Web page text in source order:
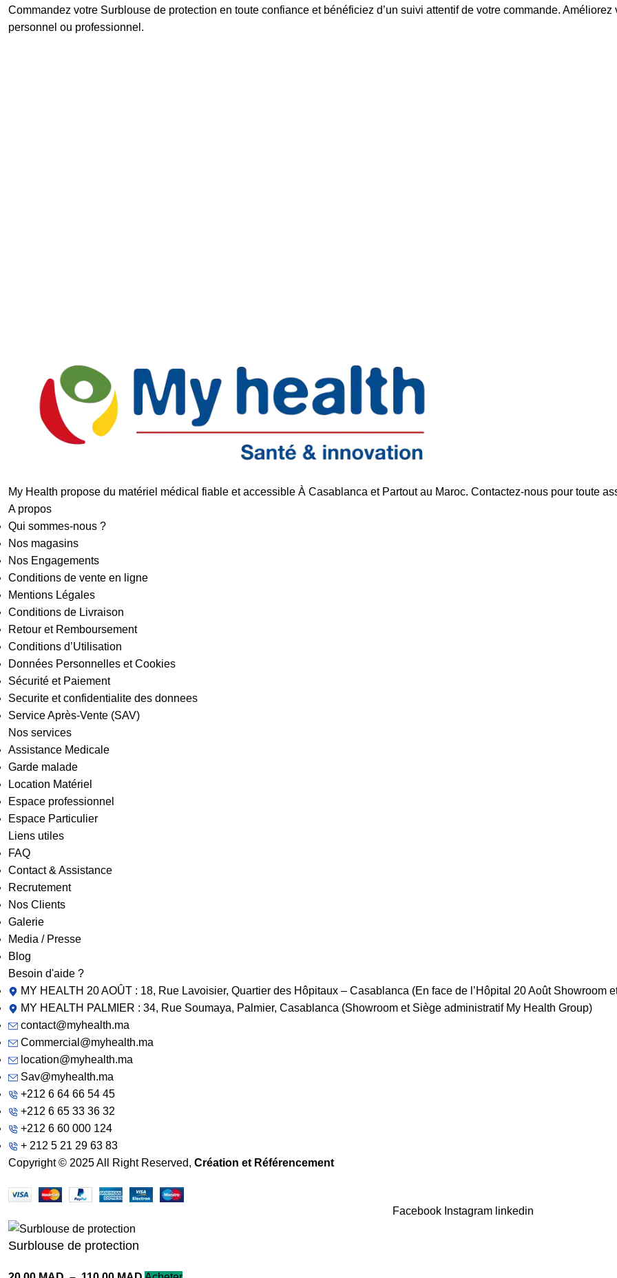
Commandez votre Surblouse de protection en toute confiance et bénéficiez d’un suivi attentif de votre commande.
personnel ou professionnel.
My Health propose du matériel médical fiable et accessible À Casablanca et Partout au Maroc. Contactez-nous pour toute
A propos
Qui sommes-nous ?
Nos magasins
Nos Engagements
Conditions de vente en ligne
Mentions Légales
Conditions de Livraison
Retour et Remboursement
Conditions d’Utilisation
Données Personnelles et Cookies
Sécurité et Paiement
Securite et confidentialite des donnees
Service Après-Vente (SAV)
Nos services
Assistance Medicale
Garde malade
Location Matériel
Espace professionnel
Espace Particulier
Liens utiles
FAQ
Contact & Assistance
Recrutement
Nos Clients
Galerie
Media / Presse
Blog
Besoin d'aide ?
MY HEALTH 20 AOÛT : 18, Rue Lavoisier, Quartier des Hôpitaux – Casablanca (En face de l’Hôpital 20 Août Showroom
MY HEALTH PALMIER : 34, Rue Soumaya, Palmier, Casablanca (Showroom et Siège administratif My Health Group)
contact@myhealth.ma
Commercial@myhealth.ma
location@myhealth.ma
Sav@myhealth.ma
+212 6 64 66 54 45
+212 6 65 33 36 32
+212 6 60 000 124
+ 212 5 21 29 63 83
Copyright © 2025 All Right Reserved, Création et Référencement
Facebook Instagram linkedin
Surblouse de protection